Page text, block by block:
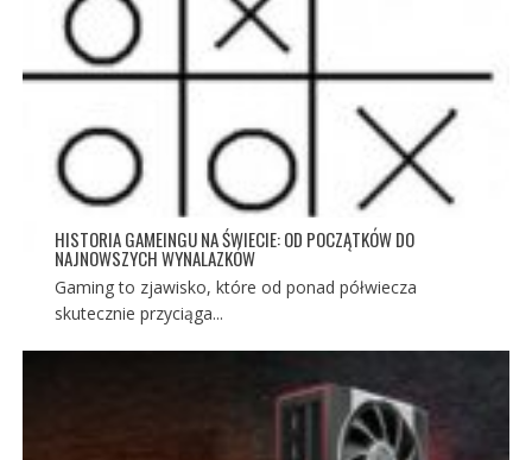
HISTORIA GAMEINGU NA ŚWIECIE: OD POCZĄTKÓW DO
NAJNOWSZYCH WYNALAZKÓW
Gaming to zjawisko, które od ponad półwiecza
skutecznie przyciąga...